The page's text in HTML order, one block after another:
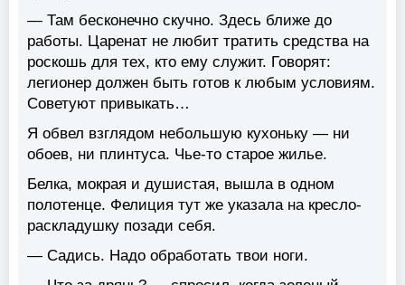
— Там бесконечно скучно. Здесь ближе до
работы. Царенат не любит тратить средства на
роскошь для тех, кто ему служит. Говорят:
легионер должен быть готов к любым условиям.
Советуют привыкать…
Я обвел взглядом небольшую кухоньку — ни
обоев, ни плинтуса. Чье-то старое жилье.
Белка, мокрая и душистая, вышла в одном
полотенце. Фелиция тут же указала на кресло-
раскладушку позади себя.
— Садись. Надо обработать твои ноги.